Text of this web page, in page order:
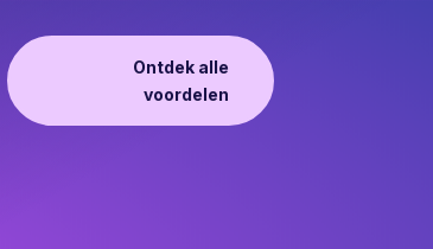
Ontdek alle
voordelen